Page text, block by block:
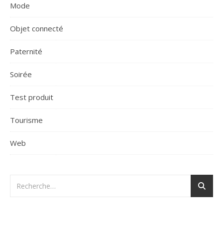
Mode
Objet connecté
Paternité
Soirée
Test produit
Tourisme
Web